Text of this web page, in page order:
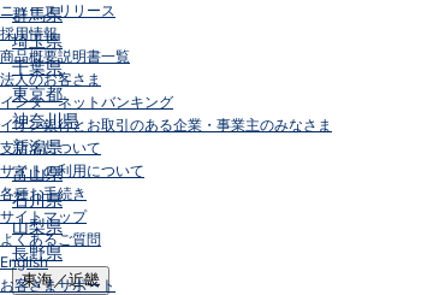
群馬県
埼玉県
千葉県
東京都
神奈川県
新潟県
富山県
石川県
山梨県
長野県
東海／近畿
ニュースリリース
採用情報
商品概要説明書一覧
法人のお客さま
インターネットバンキング
イオン銀行とお取引のある企業・事業主のみなさま
支店名について
サイトの利用について
各種お手続き
サイトマップ
よくあるご質問
English
お客さまサポート